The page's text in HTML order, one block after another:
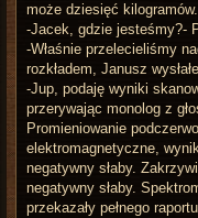
może dziesięć kilogramów.
-Jacek, gdzie jesteśmy?-
-Właśnie przelecieliśmy
rozkładem, Janusz
-Jup, podaję wyniki
przerywając monolog z
Promieniowanie
elektromagnetyczne,
negatywny słaby.
negatywny słaby.
przekazały pełnego